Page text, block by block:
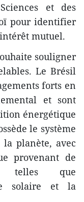
et des
pour identifier
mutuel.
souligner
Le Brésil
forts en
et sont
énergétique
le système
planète, avec
provenant de
telles que
solaire et la